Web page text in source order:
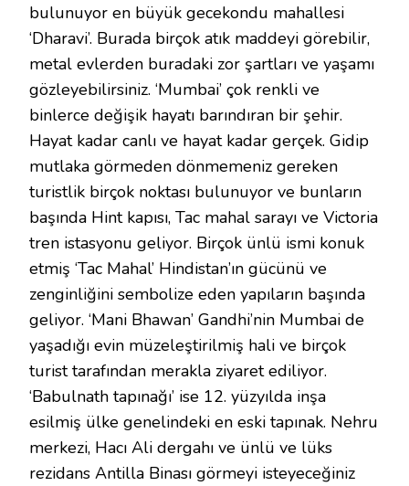
bulunuyor en büyük gecekondu mahallesi
‘Dharavi’. Burada birçok atık maddeyi görebilir,
metal evlerden buradaki zor şartları ve yaşamı
gözleyebilirsiniz. ‘Mumbai’ çok renkli ve
binlerce değişik hayatı barındıran bir şehir.
Hayat kadar canlı ve hayat kadar gerçek. Gidip
mutlaka görmeden dönmemeniz gereken
turistlik birçok noktası bulunuyor ve bunların
başında Hint kapısı, Tac mahal sarayı ve Victoria
tren istasyonu geliyor. Birçok ünlü ismi konuk
etmiş ‘Tac Mahal’ Hindistan’ın gücünü ve
zenginliğini sembolize eden yapıların başında
geliyor. ‘Mani Bhawan’ Gandhi’nin Mumbai de
yaşadığı evin müzeleştirilmiş hali ve birçok
turist tarafından merakla ziyaret ediliyor.
‘Babulnath tapınağı’ ise 12. yüzyılda inşa
esilmiş ülke genelindeki en eski tapınak. Nehru
merkezi, Hacı Ali dergahı ve ünlü ve lüks
rezidans Antilla Binası görmeyi isteyeceğiniz